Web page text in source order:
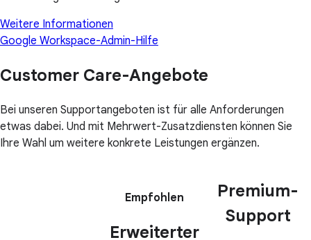
Weitere Informationen
Google Workspace-Admin-Hilfe
Customer Care-Angebote
Bei unseren Supportangeboten ist für alle Anforderungen
etwas dabei. Und mit Mehrwert-Zusatzdiensten können Sie
Ihre Wahl um weitere konkrete Leistungen ergänzen.
Empfohlen
Erweiterter
Premium-
Support